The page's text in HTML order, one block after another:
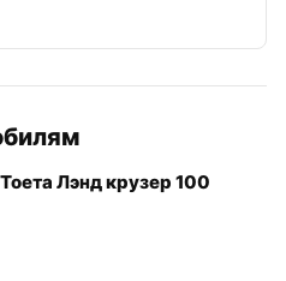
Лэнд крузер 100